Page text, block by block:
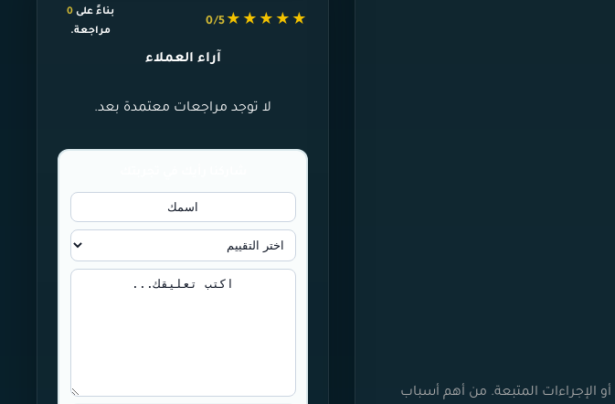
الإجراءات المتبعة. من أهم أسباب
★★★★★
0/5
بناءً على 0
مراجعة.
آراء العملاء
لا توجد مراجعات معتمدة بعد.